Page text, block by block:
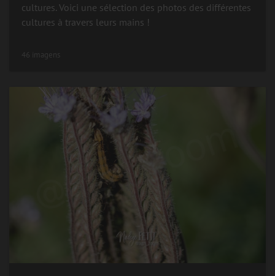
cultures. Voici une sélection des photos des différentes
cultures à travers leurs mains !
46 imagens